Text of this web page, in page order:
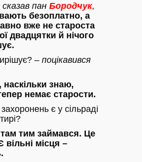
сказав пан Бородчук,
безоплатно, а
вже не староста
двадцятки й нічого
– поцікавився
наскільки знаю,
немає старости.
є у сільраді
тим займався. Це
вільні місця –